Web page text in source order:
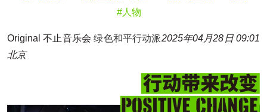
#人物
Original 不止音乐会绿色和平行动派2025年04月28日 09:01
北京